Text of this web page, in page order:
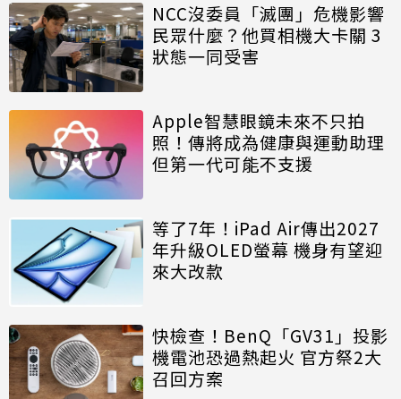
NCC沒委員「滅團」危機影響
民眾什麼？他買相機大卡關 3
狀態一同受害
Apple智慧眼鏡未來不只拍
照！傳將成為健康與運動助理
但第一代可能不支援
等了7年！iPad Air傳出2027
年升級OLED螢幕 機身有望迎
來大改款
快檢查！BenQ「GV31」投影
機電池恐過熱起火 官方祭2大
召回方案